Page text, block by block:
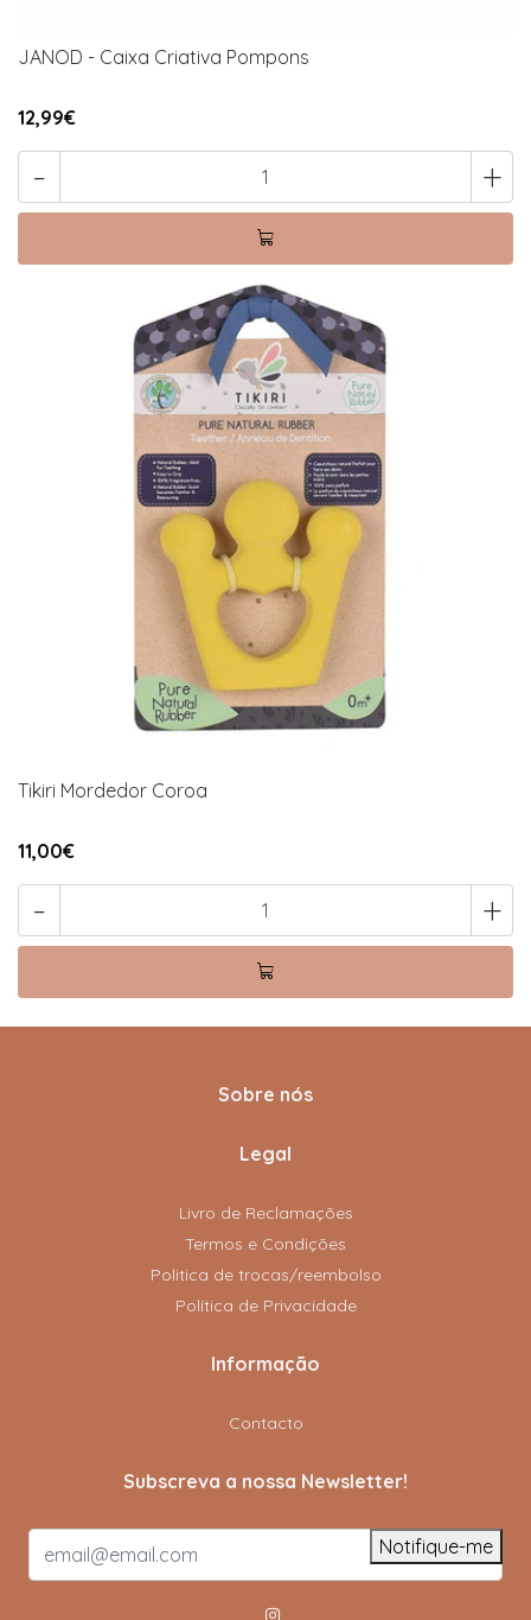
JANOD - Caixa Criativa Pompons
12,99€
- +
Tikiri Mordedor Coroa
11,00€
- +
Sobre nós
Legal
Livro de Reclamações
Termos e Condições
Politica de trocas/reembolso
Política de Privacidade
Informação
Contacto
Subscreva a nossa Newsletter!
Notifique-me